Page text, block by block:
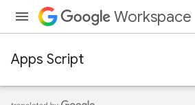
Workspace
Apps Script